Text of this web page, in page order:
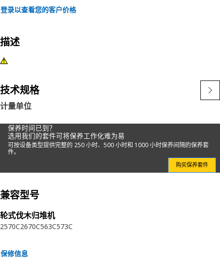
登录以查看您的客户价格
描述
技术规格
计量单位
保养时间已到？
选用我们的套件可将保养工作化难为易
可按设备类型提供完整的 250 小时、500 小时和 1000 小时保养间隔的保养套
件。
购买保养套件
兼容型号
轮式伐木归堆机
2570C2670C563C573C
保修信息